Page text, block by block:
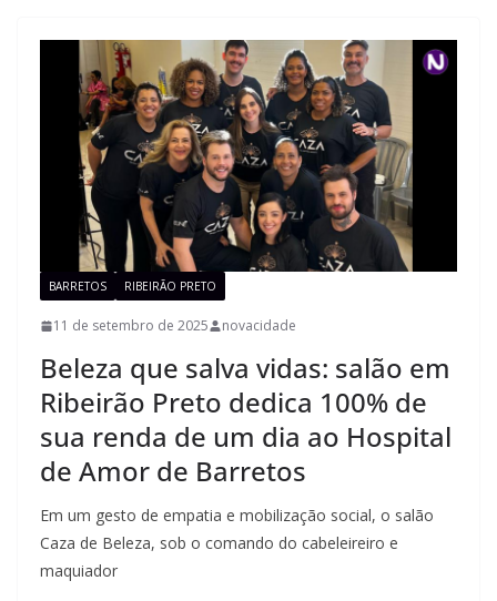
BARRETOS RIBEIRÃO PRETO
11 de setembro de 2025 novacidade
Beleza que salva vidas: salão em
Ribeirão Preto dedica 100% de
sua renda de um dia ao Hospital
de Amor de Barretos
Em um gesto de empatia e mobilização social, o salão
Caza de Beleza, sob o comando do cabeleireiro e
maquiador